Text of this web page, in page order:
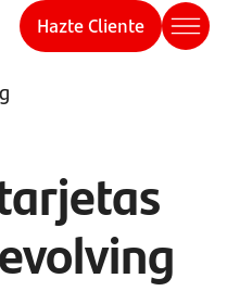
Hazte Cliente